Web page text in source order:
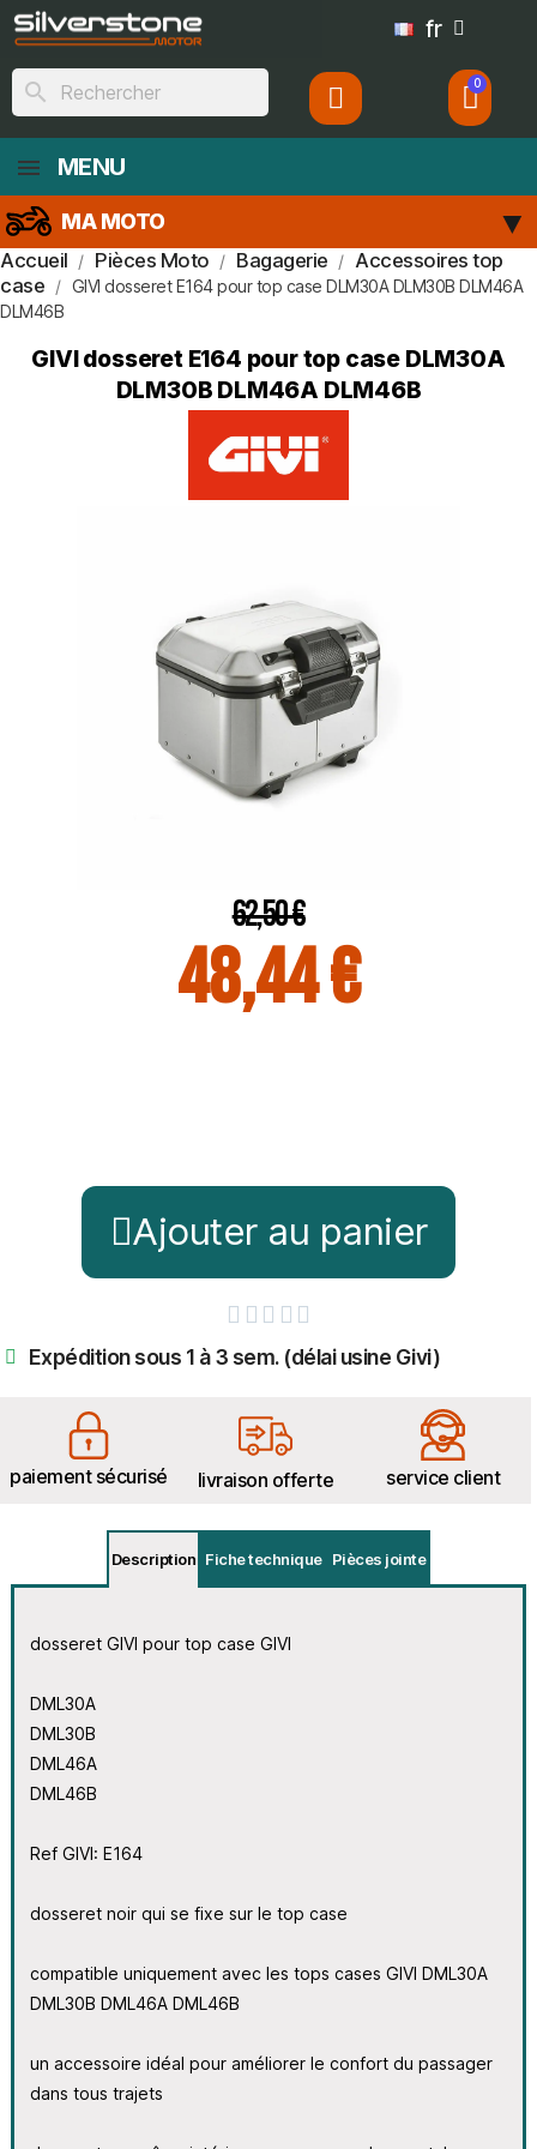
fr
search
MENU
MA MOTO
Accueil Pièces Moto Bagagerie
Accessoires top
case
GIVI dosseret E164 pour top case DLM30A DLM30B DLM46A
DLM46B
GIVI dosseret E164 pour top case DLM30A
DLM30B DLM46A DLM46B
62,50 €
48,44 €
Ajouter au panier
    
Expédition sous 1 à 3 sem. (délai usine Givi)
paiement sécurisé livraison offerte service client
Description Fiche technique Pièces jointe
dosseret GIVI pour top case GIVI
DML30A
DML30B
DML46A
DML46B
Ref GIVI: E164
dosseret noir qui se fixe sur le top case
compatible uniquement avec les tops cases GIVI DML30A
DML30B DML46A DML46B
un accessoire idéal pour améliorer le confort du passager
dans tous trajets